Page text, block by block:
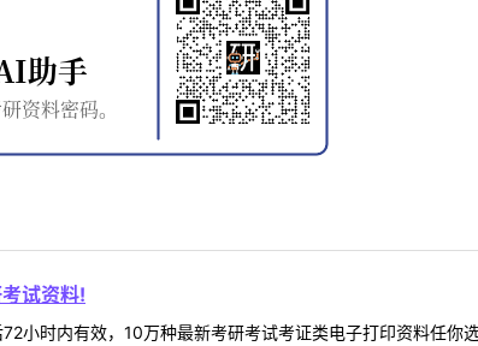
试资料!
小时内有效，10万种最新考研考试考证类电子打印资料任